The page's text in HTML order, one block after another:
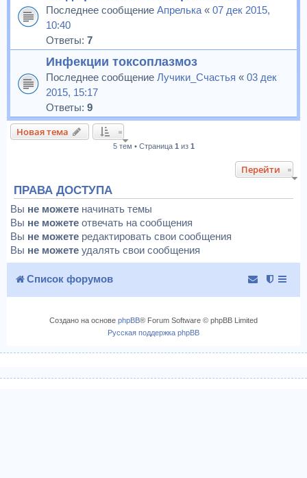
Последнее сообщение Апрелька « 07 дек 2015,
10:40
Ответы: 7
Инфекции токсоплазмоз
Последнее сообщение Лучики_Счастья « 03 дек
2015, 15:17
Ответы: 9
Новая тема
5 тем • Страница 1 из 1
Перейти
ПРАВА ДОСТУПА
Вы не можете начинать темы
Вы не можете отвечать на сообщения
Вы не можете редактировать свои сообщения
Вы не можете удалять свои сообщения
Список форумов
Создано на основе phpBB® Forum Software © phpBB Limited
Русская поддержка phpBB